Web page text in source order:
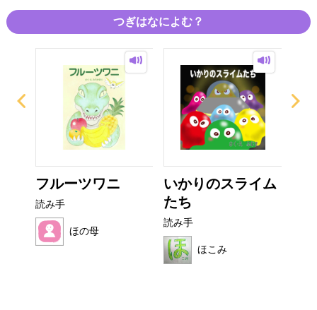
つぎはなによむ？
フルーツワニ
読み手
ほの母
いかりのスライム
たち
読み手
ほこみ